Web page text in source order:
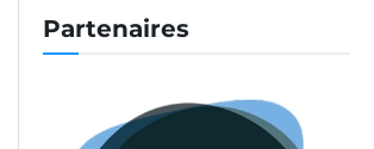
Partenaires